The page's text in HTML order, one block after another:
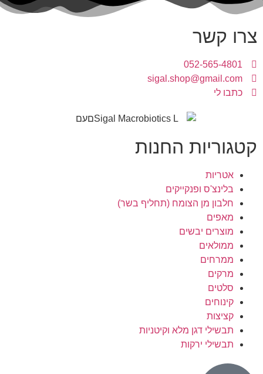
צרו קשר
052-565-4801
sigal.shop@gmail.com
כתבו לי
קטגוריות החנות
אטריות
בלינצ'ס ופנקייקים
חלבון מן הצומח (תחליף בשר)
מאפים
מוצרים יבשים
ממולאים
ממרחים
מרקים
סלטים
קינוחים
קציצות
תבשילי דגן מלא וקיטניות
תבשילי ירקות